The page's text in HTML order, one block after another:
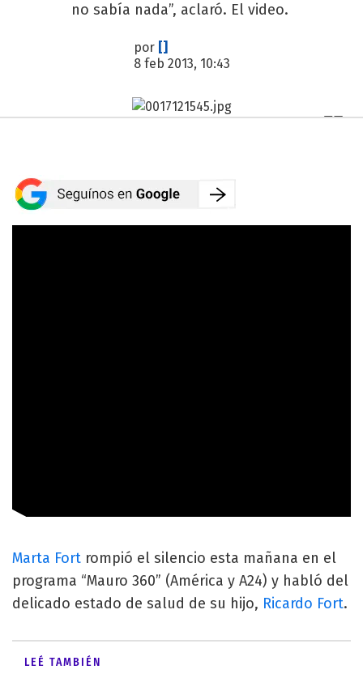
no sabía nada”, aclaró. El video.
por []
8 feb 2013, 10:43
Marta Fort rompió el silencio esta mañana en el
programa “Mauro 360” (América y A24) y habló del
delicado estado de salud de su hijo, Ricardo Fort.
LEÉ TAMBIÉN